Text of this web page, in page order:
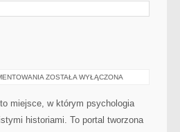
NOWINKI
ZOSTAŁA WYŁĄCZONA
miejsce, w którym psychologia
historiami. To portal tworzona